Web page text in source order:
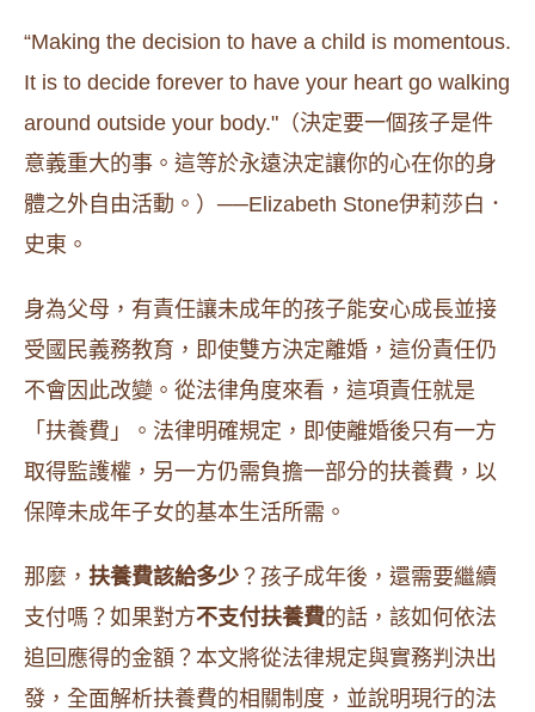
“Making the decision to have a child is momentous.
It is to decide forever to have your heart go walking
around outside your body."（決定要一個孩子是件
意義重大的事。這等於永遠決定讓你的心在你的身
體之外自由活動。）──Elizabeth Stone伊莉莎白．
史東。
身為父母，有責任讓未成年的孩子能安心成長並接
受國民義務教育，即使雙方決定離婚，這份責任仍
不會因此改變。從法律角度來看，這項責任就是
「扶養費」。法律明確規定，即使離婚後只有一方
取得監護權，另一方仍需負擔一部分的扶養費，以
保障未成年子女的基本生活所需。
那麼， 扶養費該給多少 ？孩子成年後，還需要繼續
支付嗎？如果對方不支付扶養費的話，該如何依法
追回應得的金額？本文將從法律規定與實務判決出
發，全面解析扶養費的相關制度，並說明現行的法